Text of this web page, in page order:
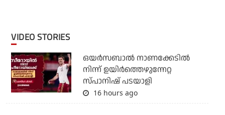
VIDEO STORIES
ഒയര്‍സബാൽ നാണക്കേടിൽ
നിന്ന് ഉയിർത്തെഴുന്നേറ്റ
സ്പാനിഷ് പടയാളി
16 hours ago